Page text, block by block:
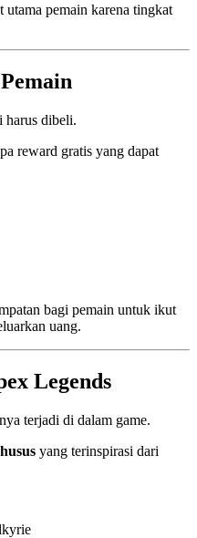
pemain karena tingkat
harus dibeli.
reward gratis yang dapat
bagi pemain untuk ikut
uang.
Legends
terjadi di dalam game.
yang terinspirasi dari